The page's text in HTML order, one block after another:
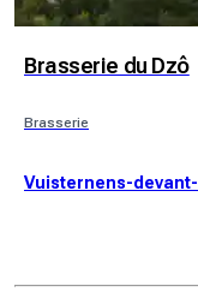
Brasserie du Dzô
Brasserie
Vuisternens-